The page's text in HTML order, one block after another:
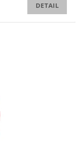
DETAIL